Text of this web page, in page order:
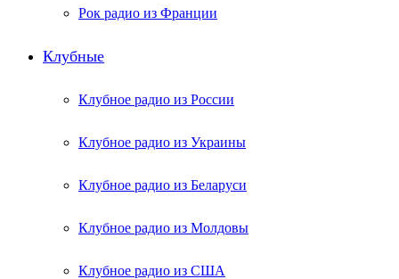
Рок радио из Франции
Клубные
Клубное радио из России
Клубное радио из Украины
Клубное радио из Беларуси
Клубное радио из Молдовы
Клубное радио из США